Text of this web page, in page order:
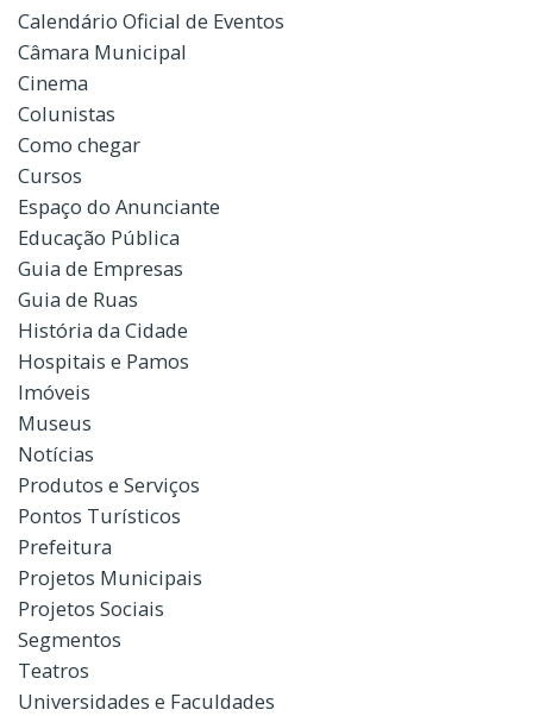
Calendário Oficial de Eventos
Câmara Municipal
Cinema
Colunistas
Como chegar
Cursos
Espaço do Anunciante
Educação Pública
Guia de Empresas
Guia de Ruas
História da Cidade
Hospitais e Pamos
Imóveis
Museus
Notícias
Produtos e Serviços
Pontos Turísticos
Prefeitura
Projetos Municipais
Projetos Sociais
Segmentos
Teatros
Universidades e Faculdades